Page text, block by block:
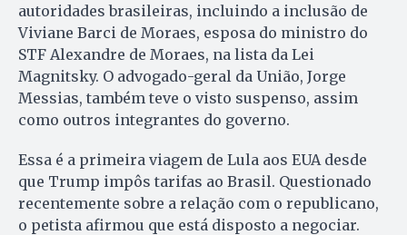
autoridades brasileiras, incluindo a inclusão de
Viviane Barci de Moraes, esposa do ministro do
STF Alexandre de Moraes, na lista da Lei
Magnitsky. O advogado-geral da União, Jorge
Messias, também teve o visto suspenso, assim
como outros integrantes do governo.
Essa é a primeira viagem de Lula aos EUA desde
que Trump impôs tarifas ao Brasil. Questionado
recentemente sobre a relação com o republicano,
o petista afirmou que está disposto a negociar.